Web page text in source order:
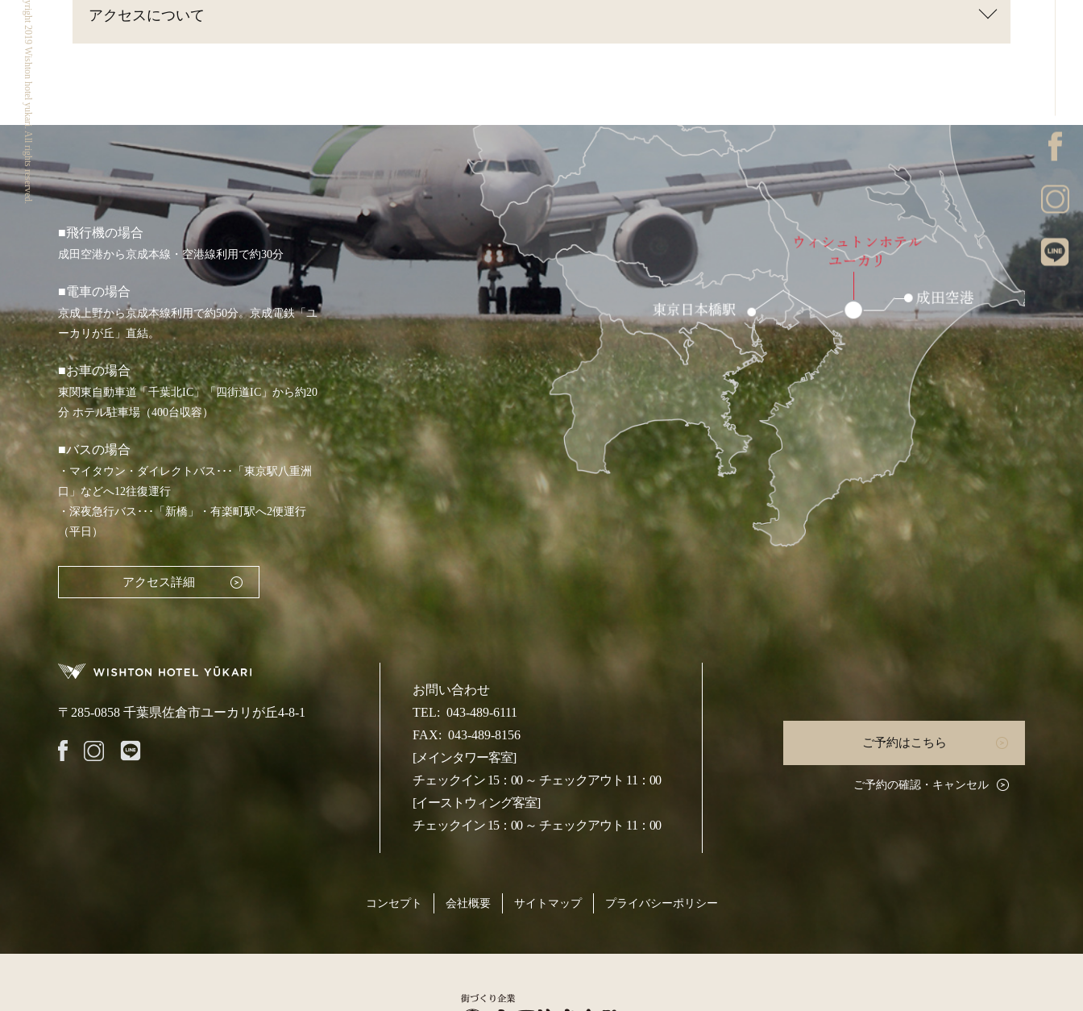
アクセスについて
■飛行機の場合
成田空港から京成本線・空港線利用で約30分
■電車の場合
京成上野から京成本線利用で約50分。京成電鉄「ユ
ーカリが丘」直結。
■お車の場合
東関東自動車道「千葉北IC」「四街道IC」から約20
分 ホテル駐車場（400台収容）
■バスの場合
・マイタウン・ダイレクトバス･･･「東京駅八重洲
口」などへ12往復運行
・深夜急行バス･･･「新橋」・有楽町駅へ2便運行
（平日）
アクセス詳細
〒285-0858 千葉県佐倉市ユーカリが丘4-8-1
お問い合わせ
TEL: 043-489-6111
FAX: 043-489-8156
[メインタワー客室]
チェックイン 15：00 ～ チェックアウト 11：00
[イーストウィング客室]
チェックイン 15：00 ～ チェックアウト 11：00
ご予約はこちら
ご予約の確認・キャンセル
コンセプト 会社概要 サイトマップ プライバシーポリシー
Copyright 2019 Wishton hotel yukari. All rights reserved.